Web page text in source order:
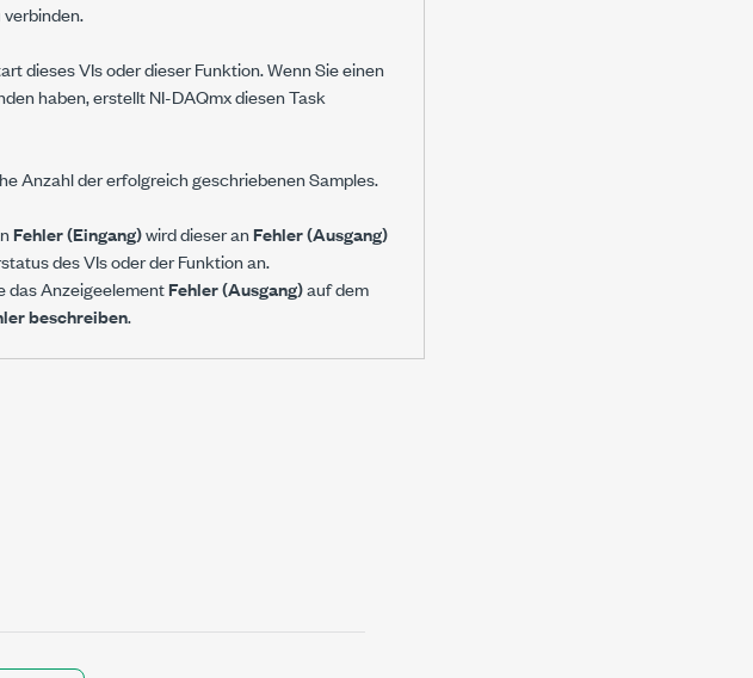
dieses VIs oder dieser Funktion. Wenn Sie einen
haben, erstellt NI-DAQmx diesen Task
Anzahl der erfolgreich geschriebenen Samples.
Fehler (Eingang)wird dieser anFehler (Ausgang)
des VIs oder der Funktion an.
das AnzeigeelementFehler (Ausgang)auf dem
beschreiben.